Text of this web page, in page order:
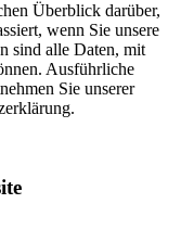
Überblick darüber,
wenn Sie unsere
sind alle Daten, mit
Ausführliche
Sie unserer